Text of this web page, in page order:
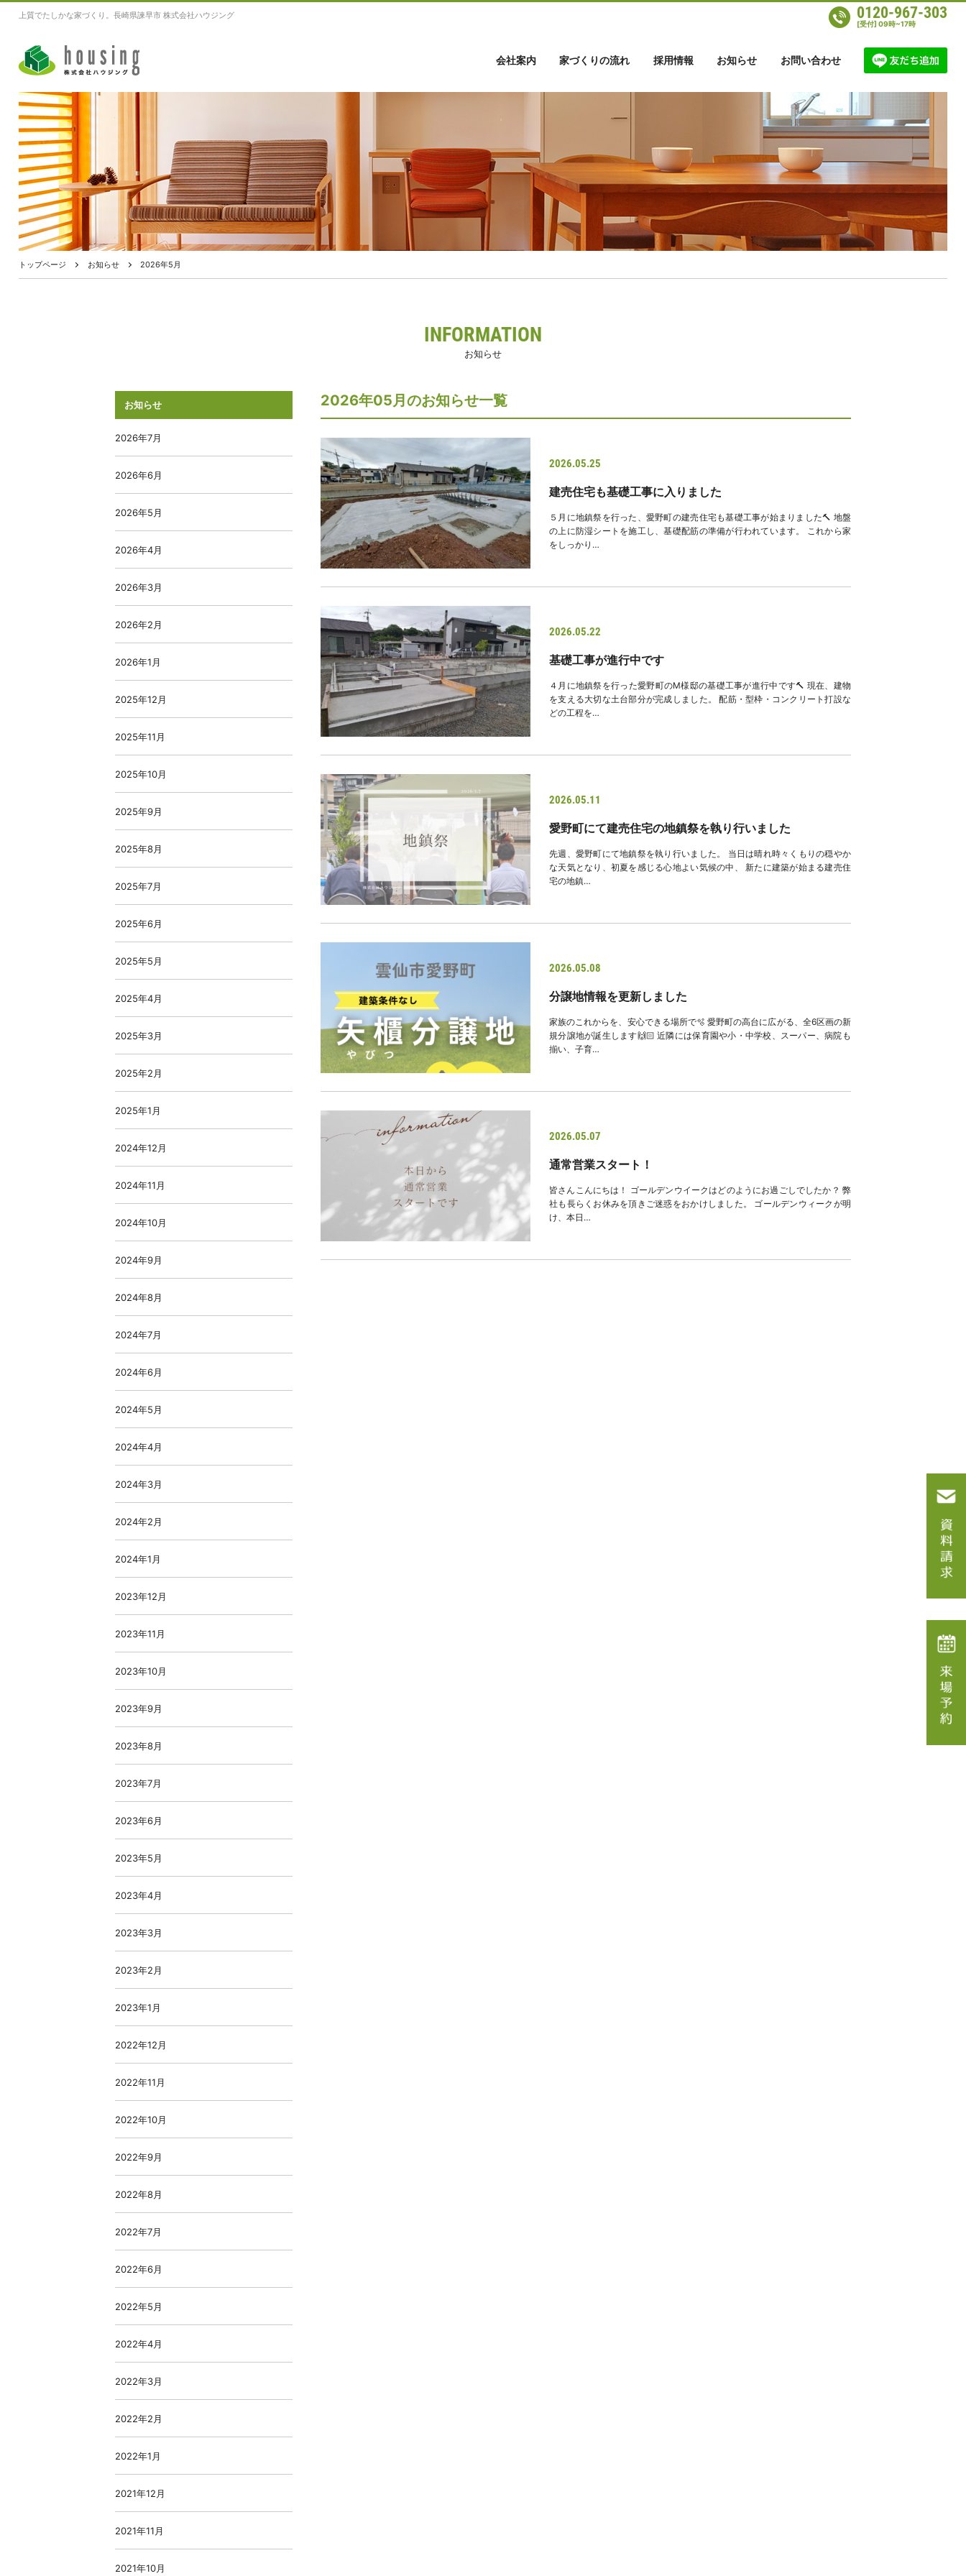
上質でたしかな家づくり。長崎県諫早市 株式会社ハウジング 0120-967-303
[受付] 09時~17時
会社案内 家づくりの流れ 採用情報 お知らせ お問い合わせ
トップページ お知らせ 2026年5月
INFORMATION
お知らせ
2026年05月のお知らせ一覧
2026.05.25
建売住宅も基礎工事に入りました
５月に地鎮祭を行った、愛野町の建売住宅も基礎工事が始まりました🔨 地盤
の上に防湿シートを施工し、基礎配筋の準備が行われています。 これから家
をしっかり…
2026.05.22
基礎工事が進行中です
４月に地鎮祭を行った愛野町のM様邸の基礎工事が進行中です🔨 現在、建物
を支える大切な土台部分が完成しました。 配筋・型枠・コンクリート打設な
どの工程を…
2026.05.11
愛野町にて建売住宅の地鎮祭を執り行いました
先週、愛野町にて地鎮祭を執り行いました。 当日は晴れ時々くもりの穏やか
な天気となり、初夏を感じる心地よい気候の中、 新たに建築が始まる建売住
宅の地鎮…
2026.05.08
分譲地情報を更新しました
家族のこれからを、安心できる場所で🫧‪ 愛野町の高台に広がる、全6区画の新
規分譲地が誕生します🙌🏻 近隣には保育園や小・中学校、スーパー、病院も
揃い、子育…
2026.05.07
通常営業スタート！
皆さんこんにちは！ ゴールデンウイークはどのようにお過ごしでしたか？ 弊
社も長らくお休みを頂きご迷惑をおかけしました。 ゴールデンウィークが明
け、本日…
お知らせ
2026年7月
2026年6月
2026年5月
2026年4月
2026年3月
2026年2月
2026年1月
2025年12月
2025年11月
2025年10月
2025年9月
2025年8月
2025年7月
2025年6月
2025年5月
2025年4月
2025年3月
2025年2月
2025年1月
2024年12月
2024年11月
2024年10月
2024年9月
2024年8月
2024年7月
2024年6月
2024年5月
2024年4月
2024年3月
2024年2月
2024年1月
2023年12月
2023年11月
2023年10月
2023年9月
2023年8月
2023年7月
2023年6月
2023年5月
2023年4月
2023年3月
2023年2月
2023年1月
2022年12月
2022年11月
2022年10月
2022年9月
2022年8月
2022年7月
2022年6月
2022年5月
2022年4月
2022年3月
2022年2月
2022年1月
2021年12月
2021年11月
2021年10月